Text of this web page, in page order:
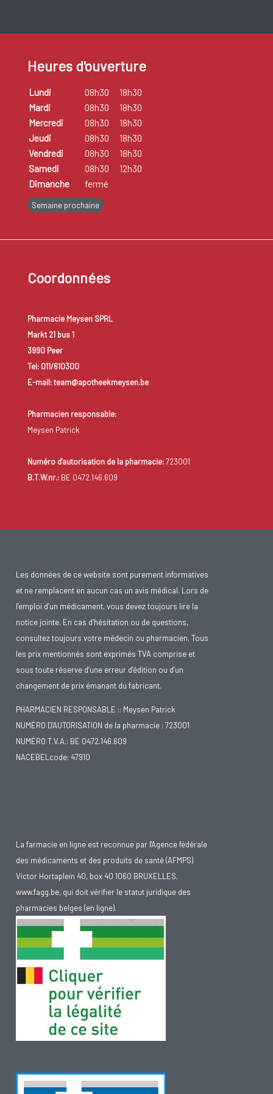
allergie (= allergène). Cela signifie qu'au deuxième contact,
que la réaction d'allergie ne se manifeste qu'après plusieurs
contacts avec l'allergène, comme par exemple pour l'allergie
de contact.
développions une allergie est plus grande si l'un de nos
parents est allergique et est très grande si les deux parents
ont la même allergie. Des allergies peuvent déjà "surgir" dès
allergènes.
Les personnes qui risquent de graves réactions d'allergie
doivent prévoir d'avoir toujours avec elles
(adrénaline, corticoïdes, antihistaminiques). Demandez
conseil à votre médecin.
Heures d'ouverture
Lundi 08h30
18h30
Mardi
08h30
18h30
Mercredi
08h30
18h30
Jeudi
08h30
18h30
Vendredi
08h30
18h30
Samedi
08h30
12h30
Dimanche
fermé
Semaine prochaine
Coordonnées
Pharmacie Meysen SPRL
Markt 21 bus 1
3990 Peer
Tel: 011/610300
E-mail: team@apotheekmeysen.be
Pharmacien responsable:
Meysen Patrick
Numéro d'autorisation de la pharmacie:723001
B.T.W.nr.:BE 0472.146.609
Les données de ce website sont purement informatives
et ne remplacent en aucun cas un avis médical. Lors de
l’emploi d’un médicament, vous devez toujours lire la
notice jointe. En cas d’hésitation ou de questions,
consultez toujours votre médecin ou pharmacien. Tous
les prix mentionnés sont exprimés TVA comprise et
sous toute réserve d’une erreur d’édition ou d’un
changement de prix émanant du fabricant.
PHARMACIEN RESPONSABLE :: Meysen Patrick
NUMÉRO D'AUTORISATION de la pharmacie : 723001
NUMÉRO T.V.A.: BE 0472.146.609
NACEBELcode: 47910
La farmacie en ligne est reconnue par l'Agence fédérale
des médicaments et des produits de santé (AFMPS)
Victor Hortaplein 40, box 40 1060 BRUXELLES,
www.fagg.be, qui doit vérifier le statut juridique des
pharmacies belges (en ligne).